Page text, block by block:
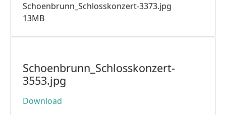
Schoenbrunn_Schlosskonzert-3373.jpg
13MB
Schoenbrunn_Schlosskonzert-
3553.jpg
Download